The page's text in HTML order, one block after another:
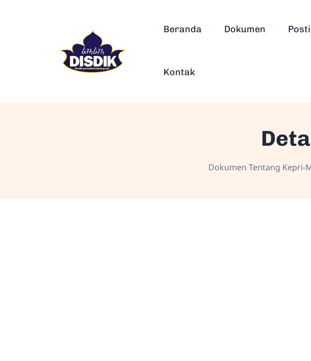
Beranda Dokumen
Kontak
Dokumen Tentang Kepri-